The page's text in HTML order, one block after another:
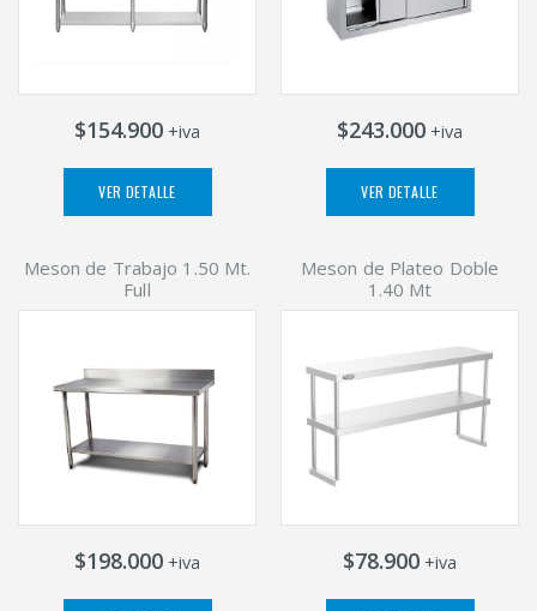
$154.900 +iva
VER DETALLE
$243.000 +iva
VER DETALLE
Meson de Trabajo 1.50 Mt.
Full
$198.000 +iva
Meson de Plateo Doble
1.40 Mt
$78.900 +iva